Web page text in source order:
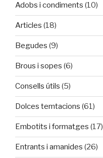
Adobs i condiments (10)
Articles (18)
Begudes (9)
Brous i sopes (6)
Consells útils (5)
Dolces temtacions (61)
Embotits i formatges (17)
Entrants i amanides (26)